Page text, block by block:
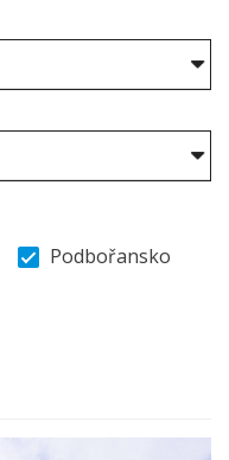
Podbořansko